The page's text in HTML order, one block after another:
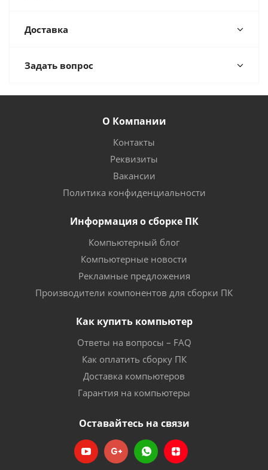
Доставка
Задать вопрос
О Компании
Контакты
Реквизиты
Вакансии
Политика конфиденциальности
Информация о сборке ПК
Компьютерный блог
Компьютерные новости
Рекламные предложения
Производители компонентов для сборки ПК
Как купить компьютер
Ответы на вопросы – FAQ
Как оплатить сборку ПК
Доставка компьютеров
Гарантия на компьютеры
Оставайтесь на связи